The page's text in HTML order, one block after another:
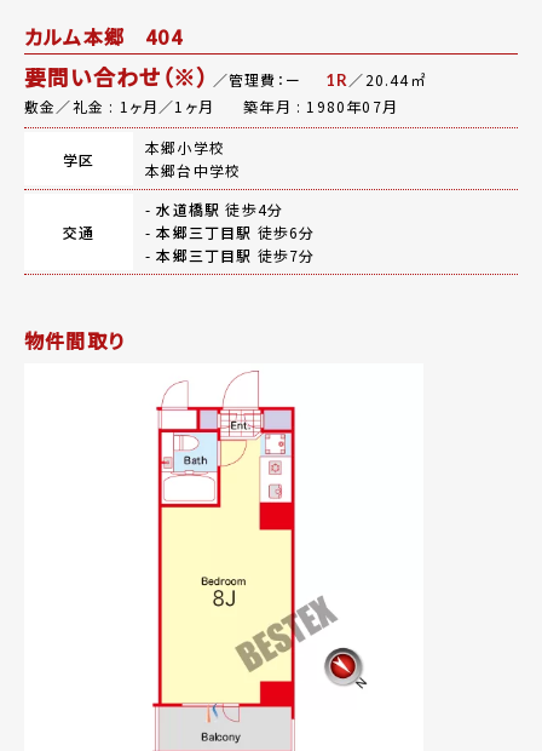
カルム本郷 404
要問い合わせ（※） ／管理費：ー 1R／20.44㎡
敷金／礼金 : 1ヶ月／1ヶ月
築年月 : 1980年07月
学区
本郷小学校
本郷台中学校
交通
-水道橋駅 徒歩4分
-本郷三丁目駅 徒歩6分
-本郷三丁目駅 徒歩7分
物件間取り